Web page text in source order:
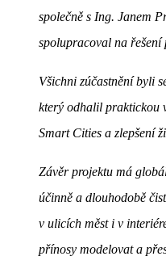
společně s Ing. Janem
spolupracoval na řešení
Všichni zúčastnění byli
který odhalil praktickou
Smart Cities a zlepšení
Závěr projektu má
účinně a dlouhodobě
v ulicích měst i v
přínosy modelovat a